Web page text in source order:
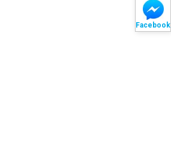
Facebook